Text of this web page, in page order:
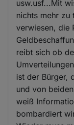
usw.usf...Mit
nichts mehr zu
verwiesen, die
reibt sich ob
ist der Bürger,
und von
weiß
bombardiert